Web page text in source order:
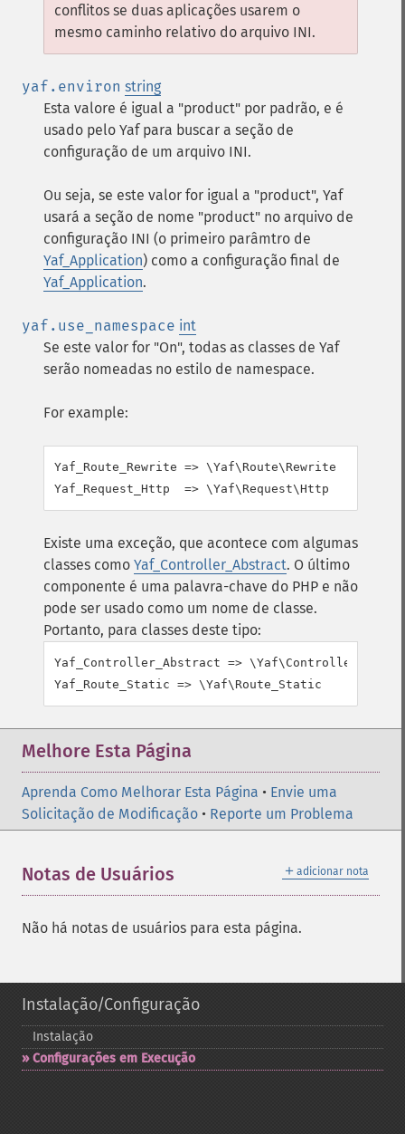
conflitos se duas aplicações usarem o
mesmo caminho relativo do arquivo INI.
yaf.environ string
Esta valore é igual a "product" por padrão, e é
usado pelo Yaf para buscar a seção de
configuração de um arquivo INI.
Ou seja, se este valor for igual a "product", Yaf
usará a seção de nome "product" no arquivo de
configuração INI (o primeiro parâmtro de
Yaf_Application) como a configuração final de
Yaf_Application.
yaf.use_namespace int
Se este valor for "On", todas as classes de Yaf
serão nomeadas no estilo de namespace.
For example:
Yaf_Route_Rewrite => \Yaf\Route\Rewrite
Existe uma exceção, que acontece com algumas
classes como Yaf_Controller_Abstract. O último
componente é uma palavra-chave do PHP e não
pode ser usado como um nome de classe.
Portanto, para classes deste tipo:
Yaf_Controller_Abstract =>
Melhore Esta Página
Aprenda Como Melhorar Esta Página • Envie uma
Solicitação de Modificação • Reporte um Problema
＋ adicionar nota
Notas de Usuários
Não há notas de usuários para esta página.
Instalação/Configuração
Instalação
Configurações em Execução